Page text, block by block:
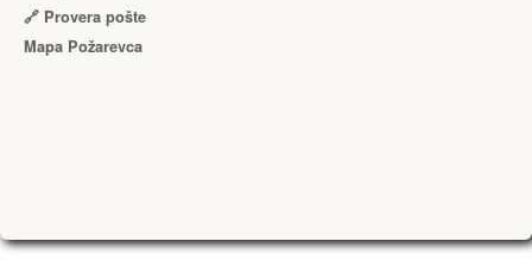
🔗 Provera pošte
Mapa Požarevca